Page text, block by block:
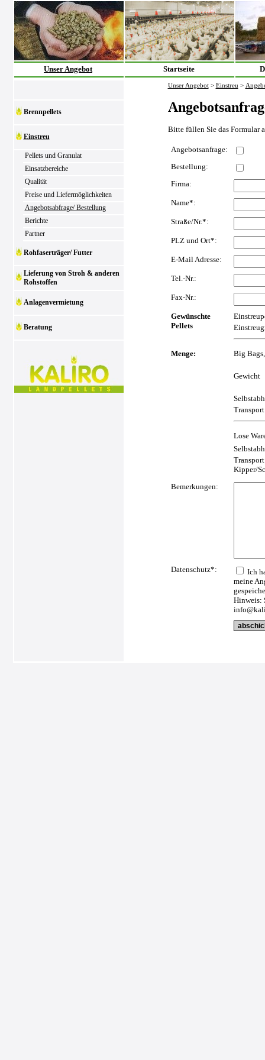
Unser Angebot Startseite
Brennpellets
Einstreu
Pellets und Granulat
Einsatzbereiche
Qualität
Preise und Liefermöglichkeiten
Angebotsabfrage/ Bestellung
Berichte
Partner
Rohfaserträger/ Futter
Lieferung von Stroh & anderen
Rohstoffen
Anlagenvermietung
Beratung
Unser Angebot > Einstreu >
Bitte füllen Sie das Formular
Angebotsanfrage:
Bestellung:
Firma:
Name*:
Straße/Nr.*:
PLZ und Ort*:
E-Mail Adresse:
Tel.-Nr.:
Fax-Nr.:
Gewünschte
Pellets
Menge: Big
Gewicht
Lose
Transport
Kipper/
Bemerkungen:
Datenschutz*:
Ich
meine
Hinweis: